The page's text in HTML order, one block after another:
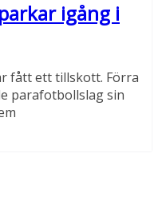
igång i
fått ett tillskott. Förra
parafotbollslag sin